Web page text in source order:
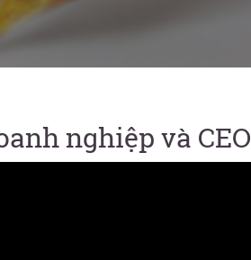
nghiệp và CEO